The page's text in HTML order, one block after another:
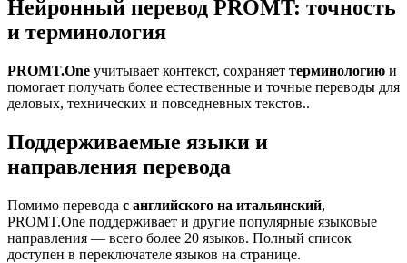
Нейронный перевод PROMT: точность
и терминология
PROMT.One учитывает контекст, сохраняет терминологию и
помогает получать более естественные и точные переводы для
деловых, технических и повседневных текстов..
Поддерживаемые языки и
направления перевода
Помимо перевода с английского на итальянский,
PROMT.One поддерживает и другие популярные языковые
направления — всего более 20 языков. Полный список
доступен в переключателе языков на странице.